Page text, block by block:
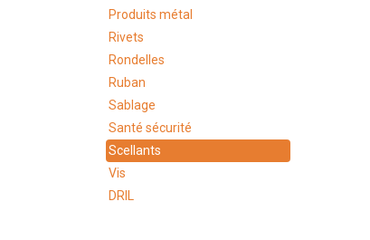
Produits métal
Rivets
Rondelles
Ruban
Sablage
Santé sécurité
Scellants
Vis
DRIL